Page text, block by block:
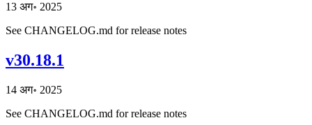
13 अग॰ 2025
See CHANGELOG.md for release notes
v30.18.1
14 अग॰ 2025
See CHANGELOG.md for release notes